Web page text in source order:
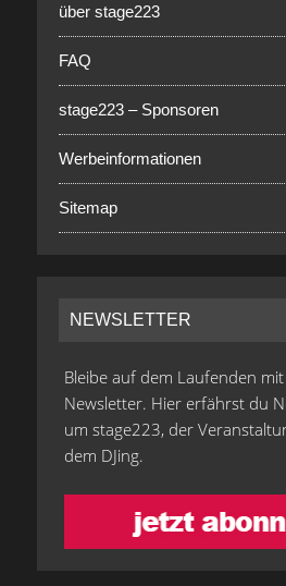
über stage223
FAQ
stage223 – Sponsoren
Werbeinformationen
Sitemap
NEWSLETTER
Bleibe auf dem Laufenden
Newsletter. Hier erfährst du
um stage223, der
dem DJing.